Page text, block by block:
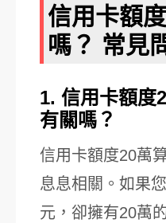
信用卡額
嗎？ 常見
1. 信用卡額度
有關嗎？
信用卡額度20萬
息息相關。如果
元，卻擁有20萬